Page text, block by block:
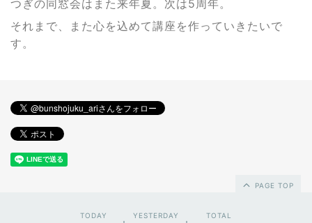
つぎの同窓会はまた来年夏。次は5周年。
それまで、また心を込めて講座を作っていきたいで
す。
PAGE TOP
TODAY YESTERDAY TOTAL